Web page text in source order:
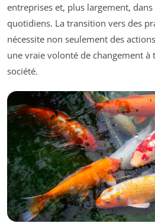
entreprises et, plus largement,
quotidiens. La transition vers des
nécessite non seulement des
une vraie volonté de changement à
société.